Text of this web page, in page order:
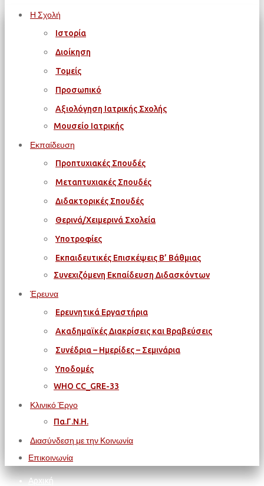
Η Σχολή
Ιστορία
Διοίκηση
Τομείς
Προσωπικό
Αξιολόγηση Ιατρικής Σχολής
Μουσείο Ιατρικής
Εκπαίδευση
Προπτυχιακές Σπουδές
Μεταπτυχιακές Σπουδές
Διδακτορικές Σπουδές
Θερινά/Χειμερινά Σχολεία
Υποτροφίες
Εκπαιδευτικές Επισκέψεις Β’ Βάθμιας
Συνεχιζόμενη Εκπαίδευση Διδασκόντων
Έρευνα
Ερευνητικά Εργαστήρια
Ακαδημαϊκές Διακρίσεις και Βραβεύσεις
Συνέδρια – Ημερίδες – Σεμινάρια
Υποδομές
WΗΟ CC_GRE-33
Κλινικό Έργο
Πα.Γ.Ν.Η.
Διασύνδεση με την Κοινωνία
Επικοινωνία
Αρχική